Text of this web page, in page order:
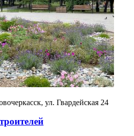
ул. Гвардейская 24